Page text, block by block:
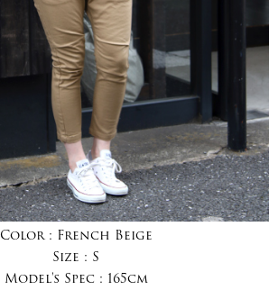
Color : French Beige
Size : S
Model's Spec : 165cm